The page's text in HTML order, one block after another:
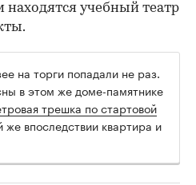
учебный театр
на торги попадали не раз.
в этом же доме-памятнике
трешка по стартовой
же впоследствии квартира и